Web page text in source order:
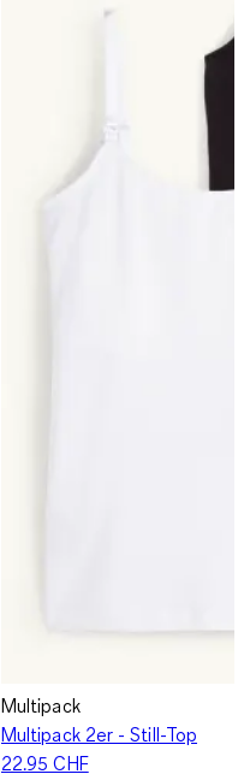
Multipack
Multipack 2er - Still-Top
22.95 CHF